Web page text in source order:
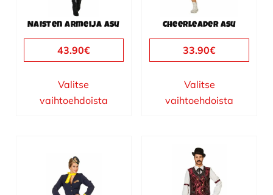
Naisten armeija asu
43.90€
Valitse
vaihtoehdoista
Cheerleader asu
33.90€
Valitse
vaihtoehdoista
tuotteella